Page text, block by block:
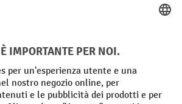
di Vendita
dei dati Impronta